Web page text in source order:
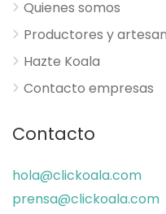
Quienes somos
Productores y
Hazte Koala
Contacto empresas
Contacto
hola@clickoala.com
prensa@clickoala.com